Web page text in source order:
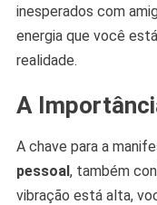
inesperados com
energia que você
realidade.
A
A chave para a
pessoal, também
vibração está alta,